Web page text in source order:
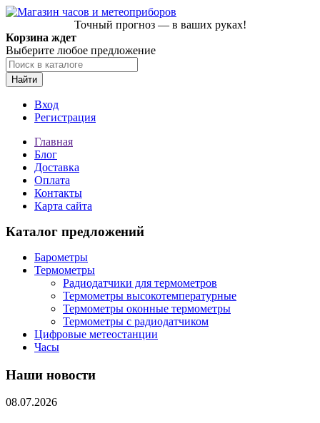
Точный прогноз — в ваших руках!
Корзина ждет
Выберите любое предложение
Найти
Вход
Регистрация
Главная
Блог
Доставка
Оплата
Контакты
Карта сайта
Каталог предложений
Барометры
Термометры
Радиодатчики для термометров
Термометры высокотемпературные
Термометры оконные термометры
Термометры с радиодатчиком
Цифровые метеостанции
Часы
Наши новости
08.07.2026